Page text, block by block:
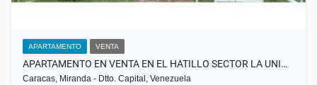
APARTAMENTO VENTA
APARTAMENTO EN VENTA EN EL HATILLO SECTOR LA UNI…
Caracas, Miranda - Dtto. Capital, Venezuela